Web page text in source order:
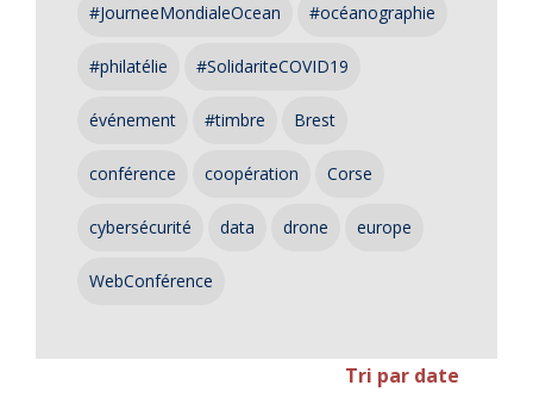
#JourneeMondialeOcean #océanographie
#philatélie #SolidariteCOVID19
événement #timbre Brest
conférence coopération Corse
cybersécurité data drone europe
WebConférence
Tri par date